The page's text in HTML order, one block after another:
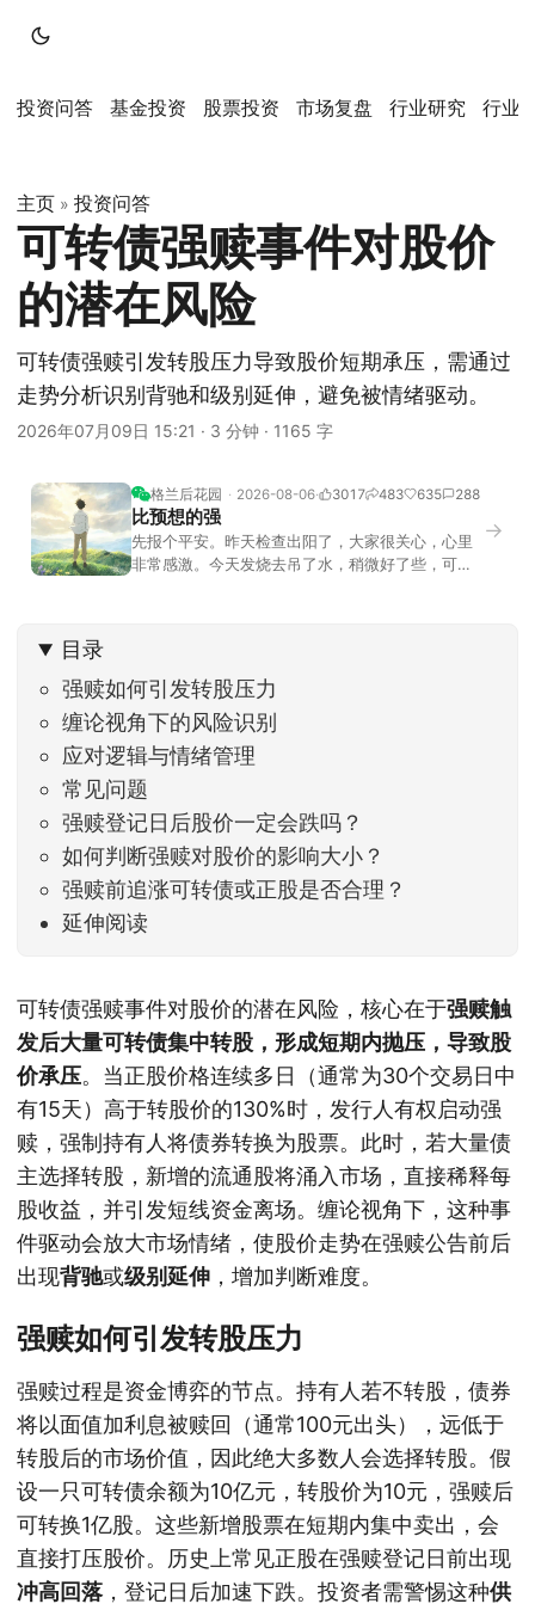
投资问答 基金投资 股票投资 市场复盘 行业研究 行业
主页 » 投资问答
可转债强赎事件对股价
的潜在风险
可转债强赎引发转股压力导致股价短期承压，需通过
走势分析识别背驰和级别延伸，避免被情绪驱动。
2026年07月09日 15:21 · 3 分钟 · 1165 字
格兰后花园 2026-08-06 3017 483 635 288
比预想的强
先报个平安。昨天检查出阳了，大家很关心，心里
非常感激。今天发烧去吊了水，稍微好了些，可没
去相差不大，但细看下来，跌幅超过3%的只有不到
→
目录
强赎如何引发转股压力
缠论视角下的风险识别
应对逻辑与情绪管理
常见问题
强赎登记日后股价一定会跌吗？
如何判断强赎对股价的影响大小？
强赎前追涨可转债或正股是否合理？
延伸阅读
可转债强赎事件对股价的潜在风险，核心在于强赎触
发后大量可转债集中转股，形成短期内抛压，导致股
价承压。当正股价格连续多日（通常为30个交易日中
有15天）高于转股价的130%时，发行人有权启动强
赎，强制持有人将债券转换为股票。此时，若大量债
主选择转股，新增的流通股将涌入市场，直接稀释每
股收益，并引发短线资金离场。缠论视角下，这种事
件驱动会放大市场情绪，使股价走势在强赎公告前后
出现背驰或级别延伸 ，增加判断难度。
强赎如何引发转股压力
强赎过程是资金博弈的节点。持有人若不转股，债券
将以面值加利息被赎回（通常100元出头），远低于
转股后的市场价值，因此绝大多数人会选择转股。假
设一只可转债余额为10亿元，转股价为10元，强赎后
可转换1亿股。这些新增股票在短期内集中卖出，会
直接打压股价。历史上常见正股在强赎登记日前出现
冲高回落，登记日后加速下跌。投资者需警惕这种供